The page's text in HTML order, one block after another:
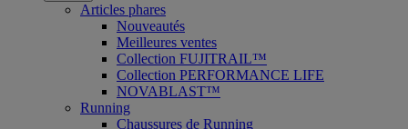
Articles phares
Nouveautés
Meilleures ventes
Collection FUJITRAIL™
Collection PERFORMANCE LIFE
NOVABLAST™
Running
Chaussures de Running